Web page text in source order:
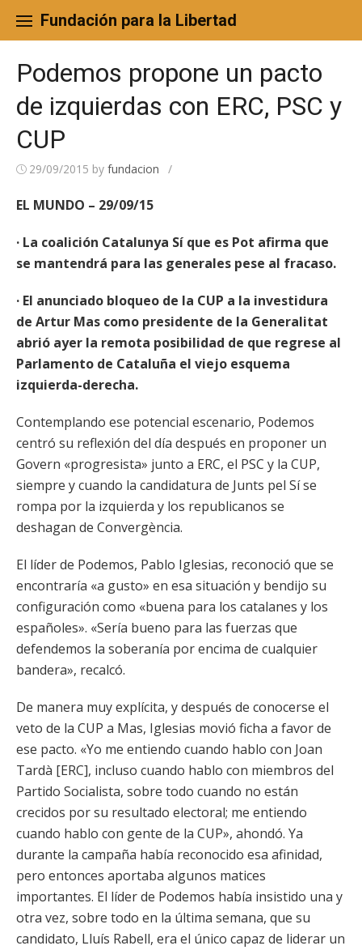
content
Fundación para la Libertad
Podemos propone un pacto
de izquierdas con ERC, PSC y
CUP
29/09/2015 by fundacion /
EL MUNDO – 29/09/15
· La coalición Catalunya Sí que es Pot afirma que
se mantendrá para las generales pese al fracaso.
· El anunciado bloqueo de la CUP a la investidura
de Artur Mas como presidente de la Generalitat
abrió ayer la remota posibilidad de que regrese al
Parlamento de Cataluña el viejo esquema
izquierda-derecha.
Contemplando ese potencial escenario, Podemos
centró su reflexión del día después en proponer un
Govern «progresista» junto a ERC, el PSC y la CUP,
siempre y cuando la candidatura de Junts pel Sí se
rompa por la izquierda y los republicanos se
deshagan de Convergència.
El líder de Podemos, Pablo Iglesias, reconoció que se
encontraría «a gusto» en esa situación y bendijo su
configuración como «buena para los catalanes y los
españoles». «Sería bueno para las fuerzas que
defendemos la soberanía por encima de cualquier
bandera», recalcó.
De manera muy explícita, y después de conocerse el
veto de la CUP a Mas, Iglesias movió ficha a favor de
ese pacto. «Yo me entiendo cuando hablo con Joan
Tardà [ERC], incluso cuando hablo con miembros del
Partido Socialista, sobre todo cuando no están
crecidos por su resultado electoral; me entiendo
cuando hablo con gente de la CUP», ahondó. Ya
durante la campaña había reconocido esa afinidad,
pero entonces aportaba algunos matices
importantes. El líder de Podemos había insistido una y
otra vez, sobre todo en la última semana, que su
candidato, Lluís Rabell, era el único capaz de liderar un